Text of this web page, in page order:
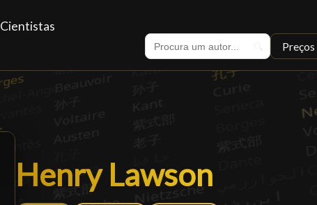
Cientistas
Preços
Henry Lawson
Henry Lawson